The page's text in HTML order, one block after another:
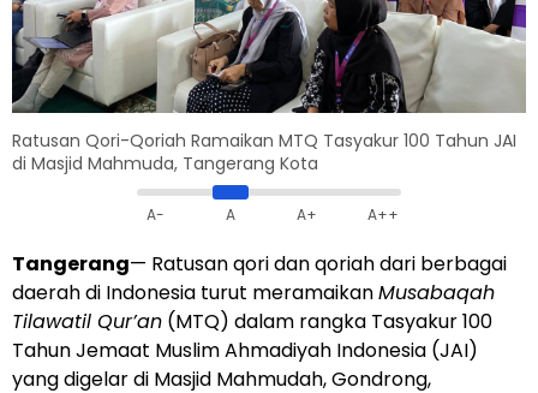
Ratusan Qori-Qoriah Ramaikan MTQ Tasyakur 100 Tahun JAI
di Masjid Mahmuda, Tangerang Kota
A- A A+ A++
Tangerang— Ratusan qori dan qoriah dari berbagai
daerah di Indonesia turut meramaikanMusabaqah
Tilawatil Qur’an (MTQ) dalam rangka Tasyakur 100
Tahun Jemaat Muslim Ahmadiyah Indonesia (JAI)
yang digelar di Masjid Mahmudah, Gondrong,